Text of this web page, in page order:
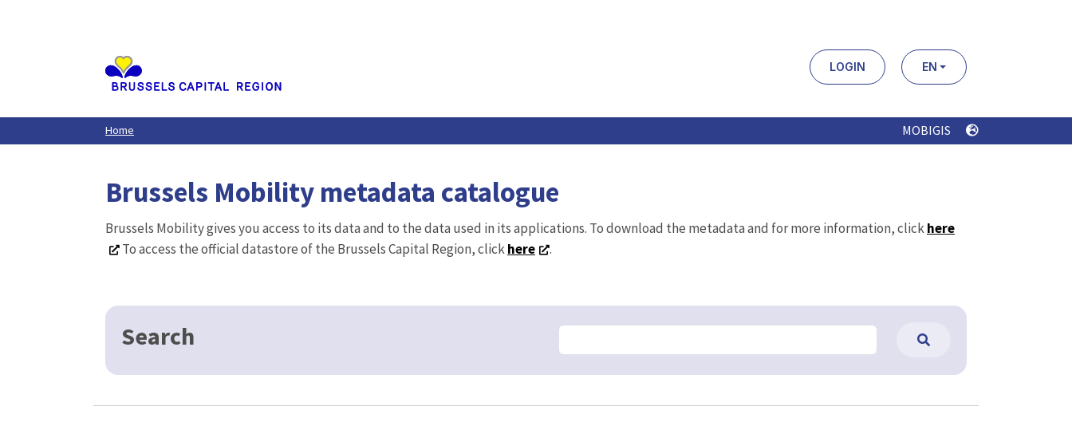
LOGIN EN
Home MOBIGIS
Brussels Mobility metadata catalogue
Brussels Mobility gives you access to its data and to the data used in its applications. To download the metadata and for more information, clickhere
To access the official datastore of the Brussels Capital Region, clickhere .
Search